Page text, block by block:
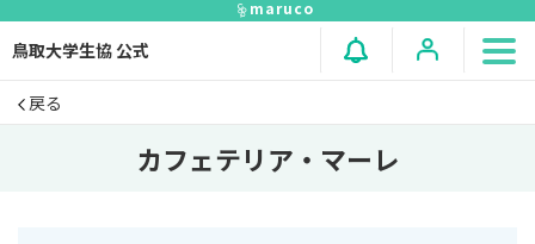
maruco
鳥取大学生協 公式
戻る
カフェテリア・マーレ